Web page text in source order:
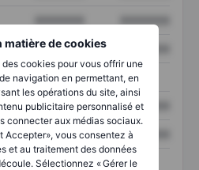
matière de cookies
cookies pour vous offrir une
navigation en permettant, en
les opérations du site, ainsi
publicitaire personnalisé et
connecter aux médias sociaux.
Accepter», vous consentez à
et au traitement des données
Sélectionnez « Gérer le
XXXXXXX
XXXXXXX XXXXXXX
XXXXXXX XXXXXXX